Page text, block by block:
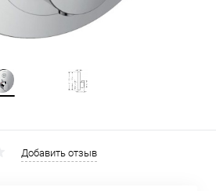
Добавить отзыв